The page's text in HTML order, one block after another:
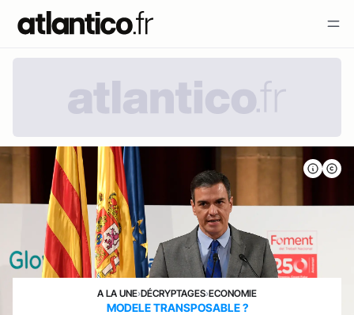
A LA UNE›DÉCRYPTAGES›ECONOMIE
MODELE TRANSPOSABLE ?